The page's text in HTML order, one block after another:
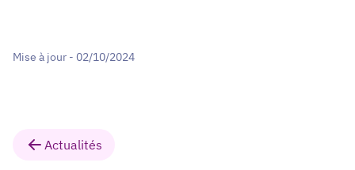
Mise à jour - 02/10/2024
Actualités